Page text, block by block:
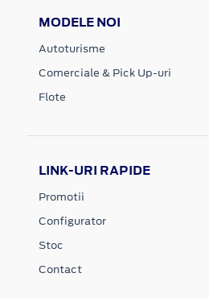
MODELE NOI
Autoturisme
Comerciale & Pick Up-uri
Flote
LINK-URI RAPIDE
Promotii
Configurator
Stoc
Contact